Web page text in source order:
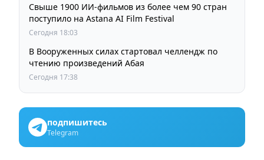
Свыше 1900 ИИ-фильмов из более чем 90 стран
поступило на Astana AI Film Festival
Сегодня 18:03
В Вооруженных силах стартовал челлендж по
чтению произведений Абая
Сегодня 17:38
подпишитесь
Telegram